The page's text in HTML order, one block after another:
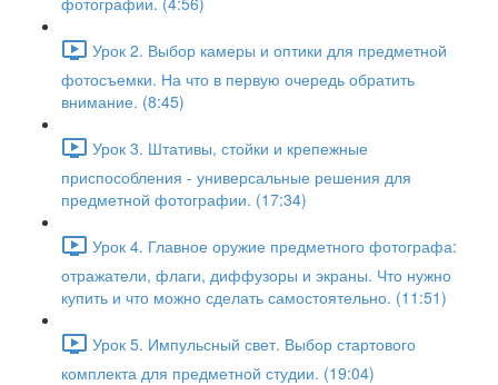
Урок 2. Выбор камеры и оптики для предметной
фотосъемки. На что в первую очередь обратить
внимание. (8:45)
Урок 3. Штативы, стойки и крепежные
приспособления - универсальные решения для
предметной фотографии. (17:34)
Урок 4. Главное оружие предметного фотографа:
отражатели, флаги, диффузоры и экраны. Что нужно
купить и что можно сделать самостоятельно. (11:51)
Урок 5. Импульсный свет. Выбор стартового
комплекта для предметной студии. (19:04)